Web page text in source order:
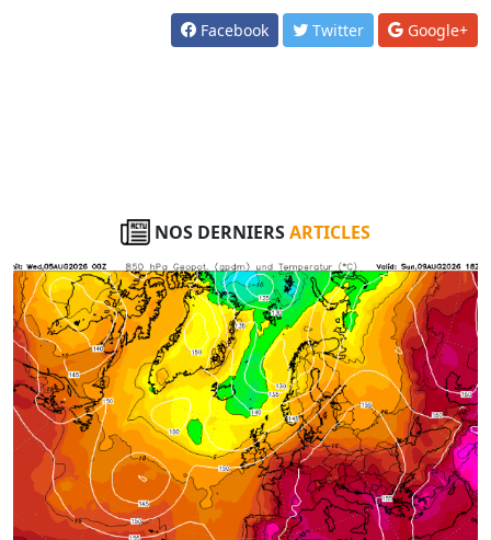
Facebook Twitter Google+
NOS DERNIERSARTICLES